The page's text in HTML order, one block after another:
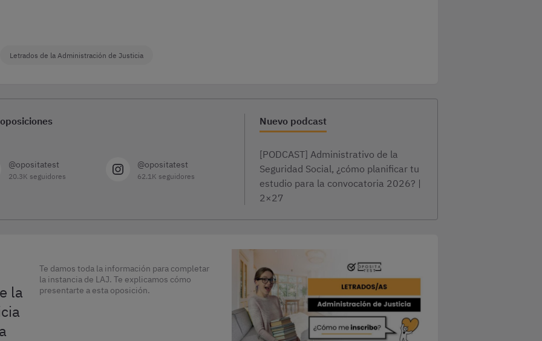
Letrados de la Administración de Justicia
@opositatest
20.3K seguidores
@opositatest
62.1K seguidores
Nuevo podcast
[PODCAST] Administrativo de la
Seguridad Social, ¿cómo planificar tu
estudio para la convocatoria 2026? |
2×27
la
Te damos toda la información para completar
la instancia de LAJ. Te explicamos cómo
presentarte a esta oposición.